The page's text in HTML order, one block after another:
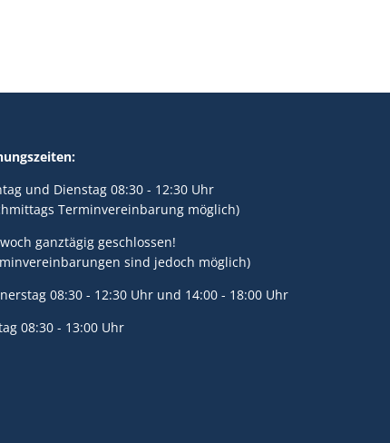
und Dienstag 08:30 - 12:30 Uhr
Terminvereinbarung möglich)
ganztägig geschlossen!
sind jedoch möglich)
08:30 - 12:30 Uhr und 14:00 - 18:00 Uhr
08:30 - 13:00 Uhr